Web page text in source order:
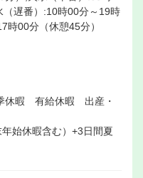
遅番）:10時00分～19時
時00分（休憩45分）
暇 有給休暇 出産・
始休暇含む）+3日間夏